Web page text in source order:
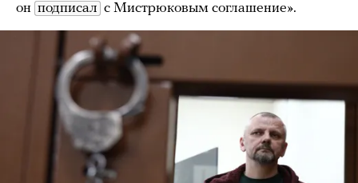
он подписал с Мистрюковым соглашение».